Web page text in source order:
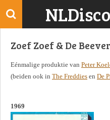
Ga
deZoef Zoef & De
Eénmalige produktie van Peter
(beiden ook in The Freddies en De
1969